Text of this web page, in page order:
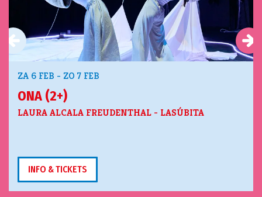
ONA (2+)
LAURA ALCALA FREUDENTHAL - LASÚBITA
ZA 6 FEB - ZO 7 FEB
INFO & TICKETS